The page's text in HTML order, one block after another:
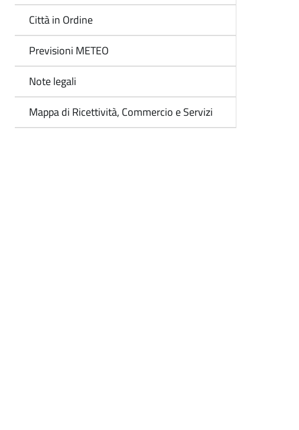
Città in Ordine
Previsioni METEO
Note legali
Mappa di Ricettività, Commercio e Servizi